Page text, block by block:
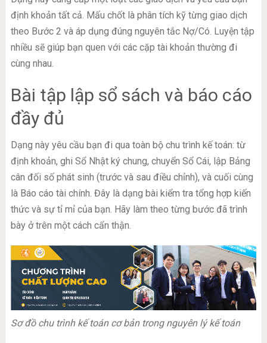
định khoản tất cả. Mấu chốt là phân tích kỹ từng giao dịch
theo Bước 2 và áp dụng đúng nguyên tắc Nợ/Có. Luyện tập
nhiều sẽ giúp bạn quen với các cặp tài khoản thường đi
cùng nhau.
Bài tập lập sổ sách và báo cáo
đầy đủ
Dạng này yêu cầu bạn đi qua toàn bộ chu trình kế toán: từ
định khoản, ghi Sổ Nhật ký chung, chuyển Sổ Cái, lập Bảng
cân đối số phát sinh (trước và sau điều chỉnh), và cuối cùng
là Báo cáo tài chính. Đây là dạng bài kiểm tra tổng hợp kiến
thức và sự tỉ mỉ của bạn. Hãy làm theo từng bước đã trình
bày ở trên một cách cẩn thận.
Sơ đồ chu trình kế toán cơ bản trong nguyên lý kế toán